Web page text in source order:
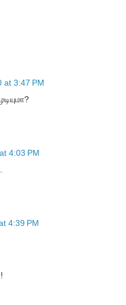
at 3:47 PM
4:03 PM
4:39 PM